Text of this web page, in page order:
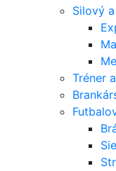
Silový
Tréner